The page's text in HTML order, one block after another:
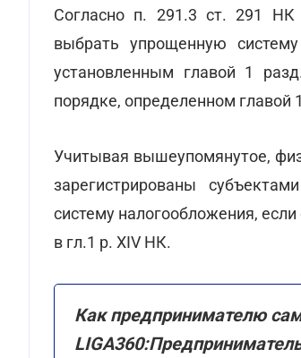
Согласно п. 291.3 ст. 291 НК
выбрать упрощенную
установленным главой 1
порядке, определенном главой
Учитывая вышеупомянутое,
зарегистрированы
систему налогообложения,
в гл.1 р. XIV НК.
Как предпринимателю